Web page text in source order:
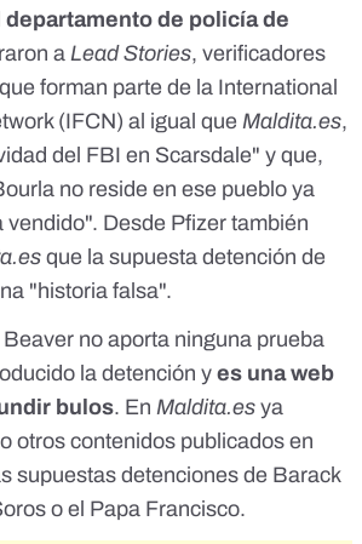
departamento de policía de
a Lead Stories, verificadores
forman parte de la International
(IFCN) al igual que Maldita.es,
del FBI en Scarsdale" y que,
no reside en ese pueblo ya
vendido". Desde Pfizer también
que la supuesta detención de
"historia falsa".
no aporta ninguna prueba
la detención y es una web
bulos. En Maldita.es ya
otros contenidos publicados en
supuestas detenciones de Barack
o el Papa Francisco.